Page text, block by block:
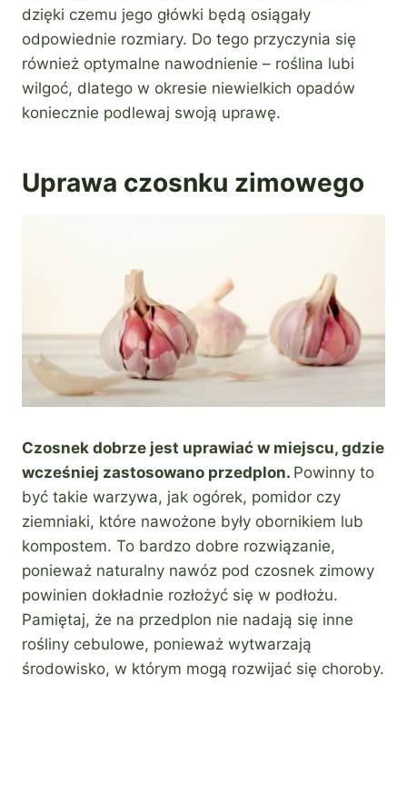
dzięki czemu jego główki będą osiągały
odpowiednie rozmiary. Do tego przyczynia się
również optymalne nawodnienie – roślina lubi
wilgoć, dlatego w okresie niewielkich opadów
koniecznie podlewaj swoją uprawę.
Uprawa czosnku zimowego
Czosnek dobrze jest uprawiać w miejscu, gdzie
wcześniej zastosowano przedplon. Powinny to
być takie warzywa, jak ogórek, pomidor czy
ziemniaki, które nawożone były obornikiem lub
kompostem. To bardzo dobre rozwiązanie,
ponieważ naturalny nawóz pod czosnek zimowy
powinien dokładnie rozłożyć się w podłożu.
Pamiętaj, że na przedplon nie nadają się inne
rośliny cebulowe, ponieważ wytwarzają
środowisko, w którym mogą rozwijać się choroby.